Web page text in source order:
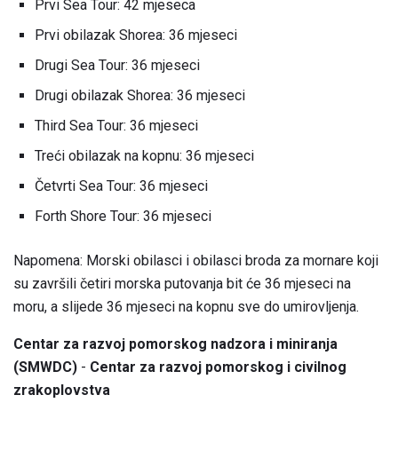
Prvi Sea Tour: 42 mjeseca
Prvi obilazak Shorea: 36 mjeseci
Drugi Sea Tour: 36 mjeseci
Drugi obilazak Shorea: 36 mjeseci
Third Sea Tour: 36 mjeseci
Treći obilazak na kopnu: 36 mjeseci
Četvrti Sea Tour: 36 mjeseci
Forth Shore Tour: 36 mjeseci
Napomena: Morski obilasci i obilasci broda za mornare koji
su završili četiri morska putovanja bit će 36 mjeseci na
moru, a slijede 36 mjeseci na kopnu sve do umirovljenja.
Centar za razvoj pomorskog nadzora i miniranja
(SMWDC) - Centar za razvoj pomorskog i civilnog
zrakoplovstva